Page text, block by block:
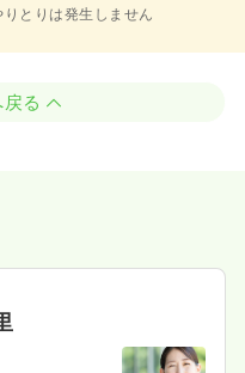
とりは発生しません
る